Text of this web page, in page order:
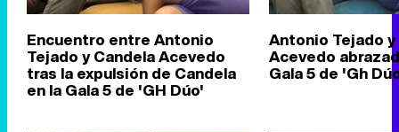
Encuentro entre Antonio
Tejado y Candela Acevedo
tras la expulsión de Candela
en la Gala 5 de 'GH Dúo'
Antonio Tejado
Acevedo
Gala 5 de 'Gh